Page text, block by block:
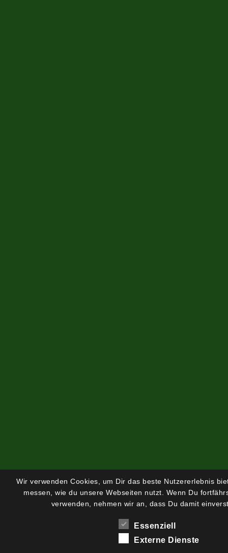
Wir verwenden Cookies, um Dir das beste Nutzererlebnis
messen, wie du unsere Webseiten nutzt. Wenn Du
verwenden, nehmen wir an, dass Du damit
Essenziell
Externe Dienste